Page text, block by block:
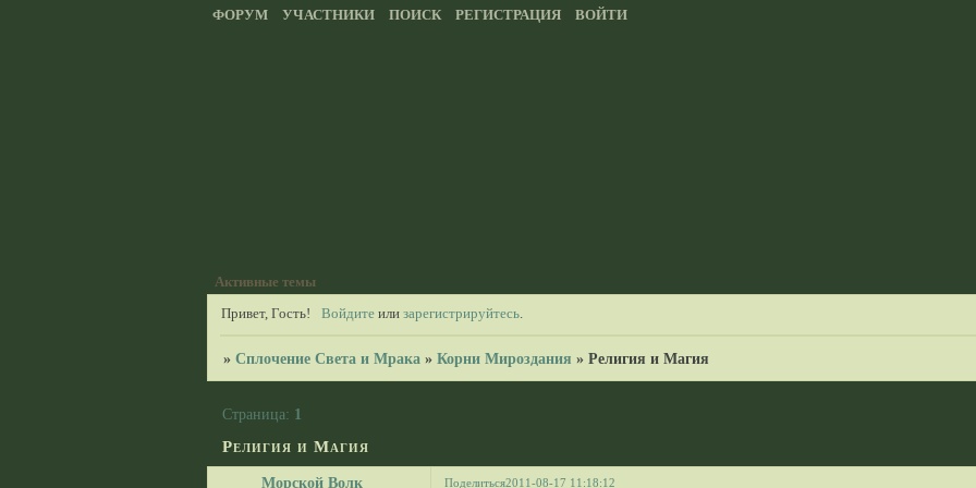
ФОРУМ УЧАСТНИКИ ПОИСК РЕГИСТРАЦИЯ ВОЙТИ
Активные темы
Привет, Гость! Войдитеили зарегистрируйтесь.
» Сплочение Света и Мрака » Корни Мироздания » Религия и Магия
Религия и Магия
Страница: 1
Поделиться2011-08-17 11:18:12
Морской Волк